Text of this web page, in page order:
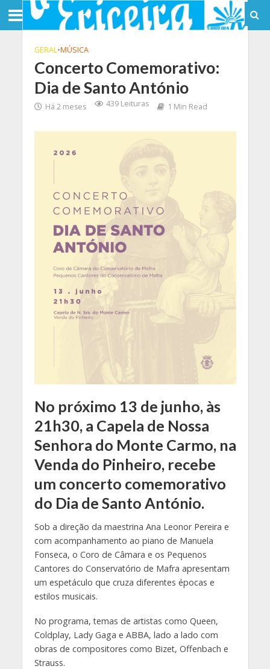
GERAL•MÚSICA
Concerto Comemorativo:
Dia de Santo António
Há 2 meses 439 Leituras 1 Min Read
No próximo 13 de junho, às
21h30, a Capela de Nossa
Senhora do Monte Carmo, na
Venda do Pinheiro, recebe
um concerto comemorativo
do Dia de Santo António.
Sob a direção da maestrina Ana Leonor Pereira e
com acompanhamento ao piano de Manuela
Fonseca, o Coro de Câmara e os Pequenos
Cantores do Conservatório de Mafra apresentam
um espetáculo que cruza diferentes épocas e
estilos musicais.
No programa, temas de artistas como Queen,
Coldplay, Lady Gaga e ABBA, lado a lado com
obras de compositores como Bizet, Offenbach e
Strauss.